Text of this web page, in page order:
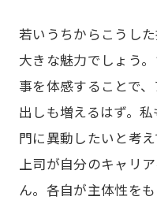
若いうちからこうし
大きな魅力でしょう
事を体感することで
出しも増えるはず。
門に異動したいと考
上司が自分のキャリ
ん。各自が主体性を